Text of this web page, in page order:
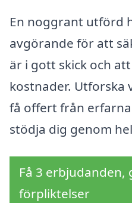
En noggrant utförd
avgörande för att
är i gott skick och
kostnader. Utforska
få offert från
stödja dig genom
Få 3 erbjudanden,
förpliktelser